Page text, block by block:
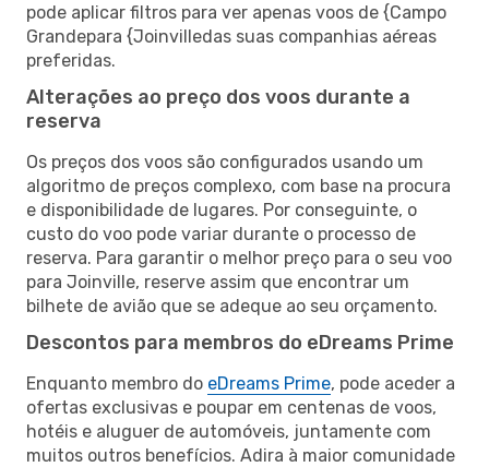
pode aplicar filtros para ver apenas voos de {Campo
Grandepara {Joinvilledas suas companhias aéreas
preferidas.
Alterações ao preço dos voos durante a
reserva
Os preços dos voos são configurados usando um
algoritmo de preços complexo, com base na procura
e disponibilidade de lugares. Por conseguinte, o
custo do voo pode variar durante o processo de
reserva. Para garantir o melhor preço para o seu voo
para Joinville, reserve assim que encontrar um
bilhete de avião que se adeque ao seu orçamento.
Descontos para membros do eDreams Prime
Enquanto membro do eDreams Prime, pode aceder a
ofertas exclusivas e poupar em centenas de voos,
hotéis e aluguer de automóveis, juntamente com
muitos outros benefícios. Adira à maior comunidade